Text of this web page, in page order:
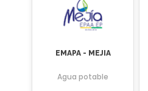
EMAPA - MEJIA
Agua potable